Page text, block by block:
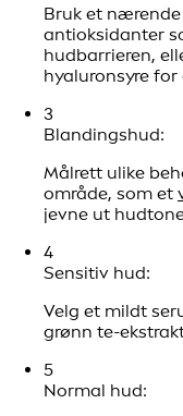
Bruk et
antioksidanter
hudbarrieren,
hyaluronsyre for
3
Blandingshud:
Målrett ulike
område, som et
jevne ut
4
Sensitiv hud:
Velg et mildt
grønn te-
5
Normal hud: